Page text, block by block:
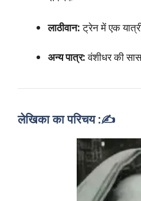
लाठीवान: ट्रेन में एक
अन्य पात्र: वंशीधर की
लेखिका का परिचय :✍️